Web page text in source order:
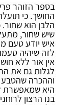
בספר הזוהר
החושך. כי
הלבן הוא
שיש שחור,
איש יודע טעם
לזה שיהיה
אין אור ללא
לגלות גם את
וההכרה שהטבע
היא שמאפשרת
בנו הרצון